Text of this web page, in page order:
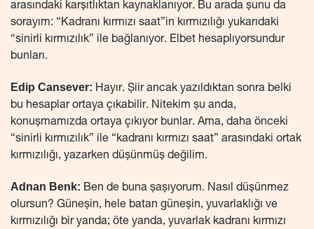
arasındaki karşıtlıktan kaynaklanıyor. Bu arada şunu da
sorayım: “Kadranı kırmızı saat”in kırmızılığı yukarıdaki
“sinirli kırmızılık” ile bağlanıyor. Elbet hesaplıyorsundur
bunları.
Edip Cansever: Hayır. Şiir ancak yazıldıktan sonra belki
bu hesaplar ortaya çıkabilir. Nitekim şu anda,
konuşmamızda ortaya çıkıyor bunlar. Ama, daha önceki
“sinirli kırmızılık” ile “kadranı kırmızı saat” arasındaki ortak
kırmızılığı, yazarken düşünmüş değilim.
Adnan Benk: Ben de buna şaşıyorum. Nasıl düşünmez
olursun? Güneşin, hele batan güneşin, yuvarlaklığı ve
kırmızılığı bir yanda; öte yanda, yuvarlak kadranı kırmızı